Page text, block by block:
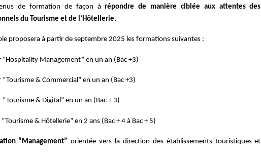
de formation de façon àrépondre de manière ciblée aux attentes des
du Tourisme et de l’Hôtellerie.
proposera à partir de septembre 2025 les formations suivantes :
“Hospitality Management” en un an (Bac +3)
“Tourisme & Commercial” en un an (Bac +3)
“Tourisme & Digital” en un an (Bac + 3)
& Hôtellerie” en 2 ans (Bac + 4 à Bac + 5)
“Management” orientée vers la direction des établissements touristiques et